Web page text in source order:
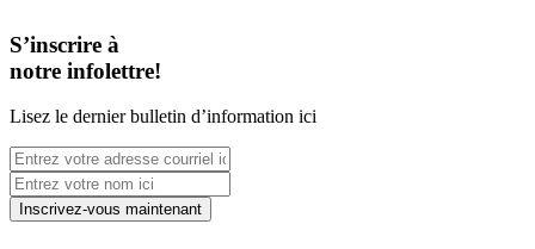
S’inscrire à
notre infolettre!
Lisez le dernier bulletin d’information ici